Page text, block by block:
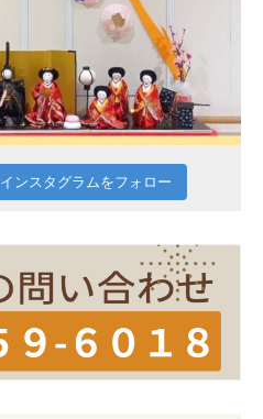
インスタグラムをフォロー